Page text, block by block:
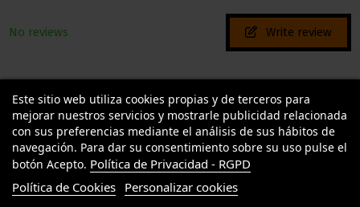
No reviews Write review
TU LLAMAS GROW
Este sitio web utiliza cookies propias y de terceros para
mejorar nuestros servicios y mostrarle publicidad relacionada
con sus preferencias mediante el análisis de sus hábitos de
navegación. Para dar su consentimiento sobre su uso pulse el
botón Acepto. Política de Privacidad - RGPD
Política de Cookies Personalizar cookies